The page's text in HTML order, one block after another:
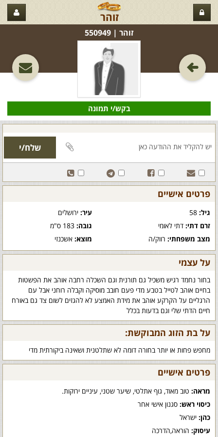
זוהר
זוהר‏ | 550949
בקש/י תמונה
פרטים אישיים
גיל: עיר:ירושלים
זרם דתי: דתי לאומי גובה:183 ס"מ
מצב משפחתי: רווק/ה מוצא:אשכנזי
על עצמי
בחור נחמד רגיש משכיל גם תורנית וגם השכלה רחבה אוהב את הפשטות
בחיים אוהב לטייל בטבע מדי פעם חובב מוסיקה וקבלה רוחני אבל עם
הרגליים על הקרקע אוהב את מידת האמצע לא להגזים לשום צד גם באורח
חיים הדתי שלי וגם בדעות בכלל
על בת הזוג המבוקשת:
מחפש פחות או יותר בחורה דומה לא שתלטנית ושאינה ביקורתית מדי
פרטים אישיים
מראה: טוב מאוד, גוף אתלטי, שיער שטני, עיניים ירוקות.
כיסוי ראש: סגנון אישי אחר
כהן: ישראל
עיסוק: הוראה,הדרכה